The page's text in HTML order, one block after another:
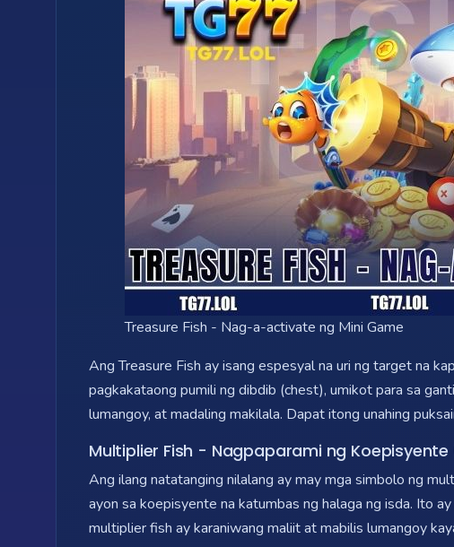
Treasure Fish - Nag-a-activate ng Mini Game
Ang Treasure Fish ay isang espesyal na uri ng target na
pagkakataong pumili ng dibdib (chest), umikot para sa
lumangoy, at madaling makilala. Dapat itong unahing
Multiplier Fish - Nagpaparami ng Koepisyente
Ang ilang natatanging nilalang ay may mga simbolo ng
ayon sa koepisyente na katumbas ng halaga ng isda. Ito
multiplier fish ay karaniwang maliit at mabilis lumangoy